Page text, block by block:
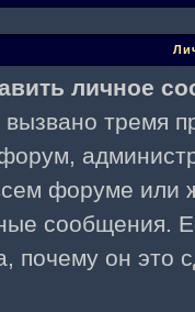
личное
тремя
форуме или
сообщения.
почему он это